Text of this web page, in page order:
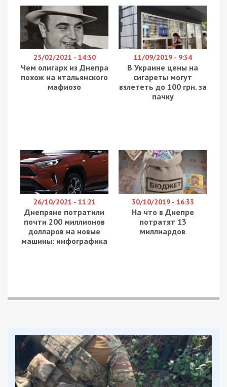
В Днепре уже готовят проект нового водно-
спортивного комплекса, который будет
расположен на косе жилмассива Красный
Камень, возле Набережной Заводской. Комплекс
расположится не доходя до ресторана “Versus”
и будет в составе иметь жилые апартаменты.
Даже не смотря на то, что архитекторы не
планируют строить комплекс выше пяти этажей,
существует одно очень важное обстоятельство,
вопрос пока не ясно, особенно с учетом того,
что эту территорию уже не раз пытались
застраивать.